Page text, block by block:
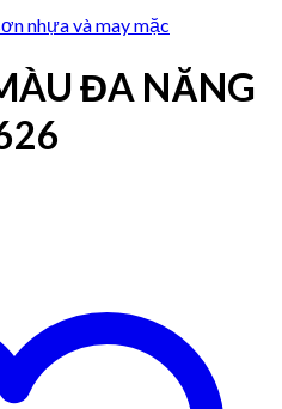
nhựa và may mặc
ĐA NĂNG